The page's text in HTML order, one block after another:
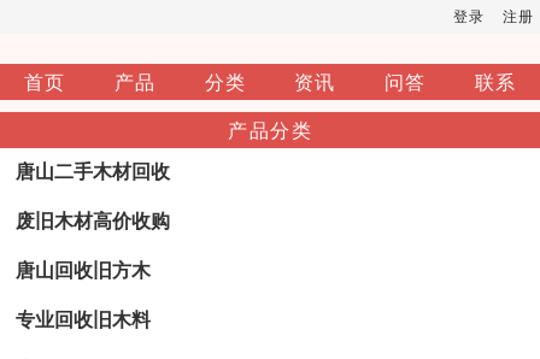
登录 注册
首页 产品 分类 资讯 问答
联系
产品分类
唐山二手木材回收
废旧木材高价收购
唐山回收旧方木
专业回收旧木料